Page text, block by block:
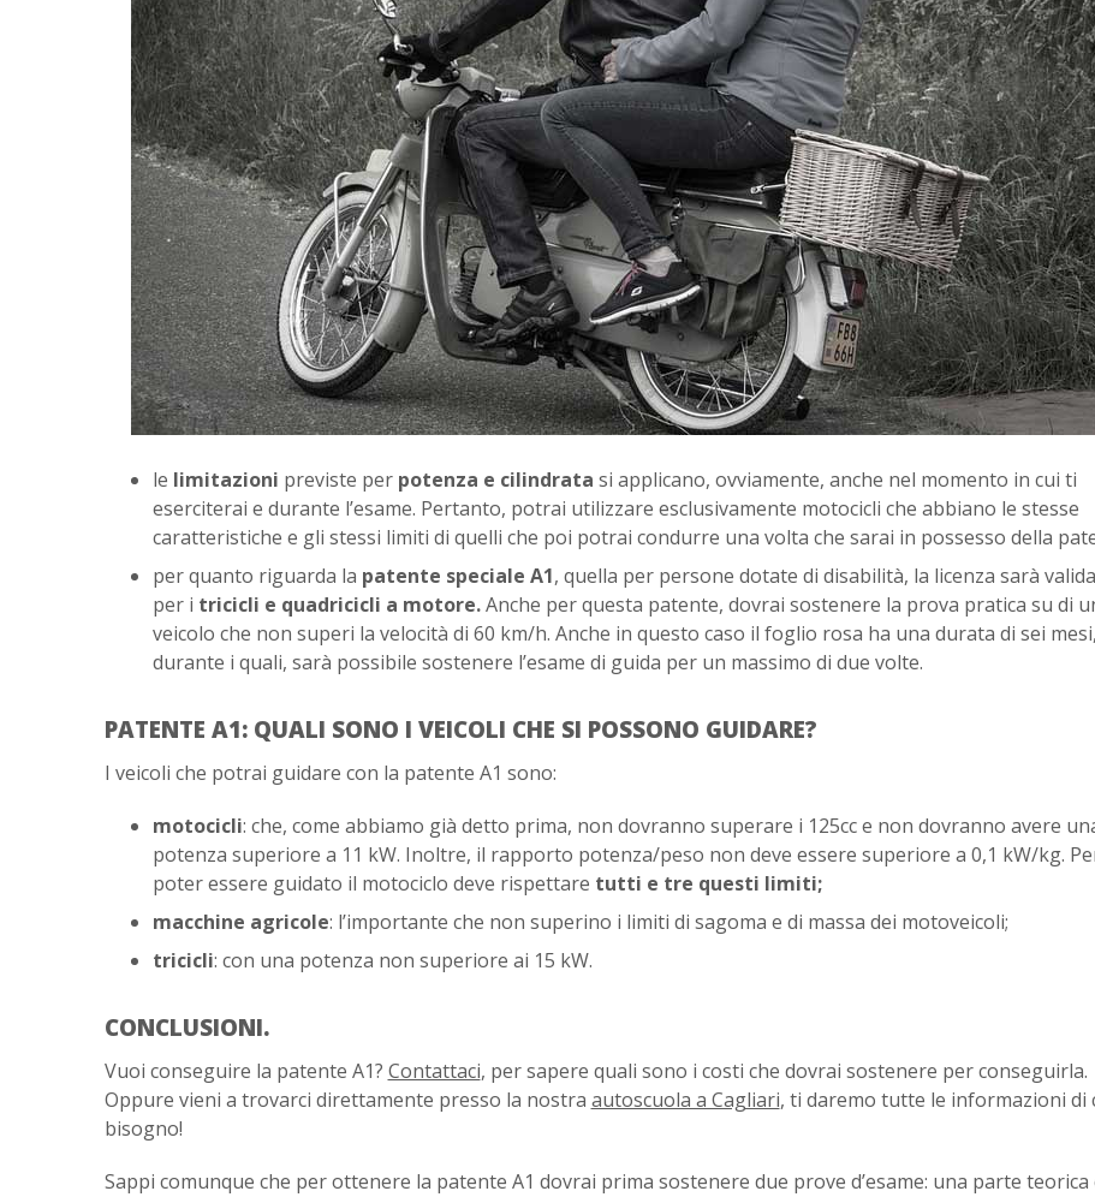
le limitazioni previste per potenza e cilindrata si applicano, ovviamente, anche nel momento in cui ti
eserciterai e durante l’esame. Pertanto, potrai utilizzare esclusivamente motocicli che abbiano le stesse
caratteristiche e gli stessi limiti di quelli che poi potrai condurre una volta che sarai in possesso della
per quanto riguarda la patente speciale A1, quella per persone dotate di disabilità, la licenza sarà
per i tricicli e quadricicli a motore.Anche per questa patente, dovrai sostenere la prova pratica su di
veicolo che non superi la velocità di 60 km/h. Anche in questo caso il foglio rosa ha una durata di sei mesi,
durante i quali, sarà possibile sostenere l’esame di guida per un massimo di due volte.
PATENTE A1: QUALI SONO I VEICOLI CHE SI POSSONO GUIDARE?
I veicoli che potrai guidare con la patente A1 sono:
motocicli: che, come abbiamo già detto prima, non dovranno superare i 125cc e non dovranno avere
potenza superiore a 11 kW. Inoltre, il rapporto potenza/peso non deve essere superiore a 0,1 kW/kg.
poter essere guidato il motociclo deve rispettare tutti e tre questi limiti;
macchine agricole: l’importante che non superino i limiti di sagoma e di massa dei motoveicoli;
tricicli: con una potenza non superiore ai 15 kW.
CONCLUSIONI.
Vuoi conseguire la patente A1? Contattaci, per sapere quali sono i costi che dovrai sostenere per conseguirla.
Oppure vieni a trovarci direttamente presso la nostra autoscuola a Cagliari, ti daremo tutte le informazioni di
bisogno!
Sappi comunque che per ottenere la patente A1 dovrai prima sostenere due prove d’esame: una parte teorica